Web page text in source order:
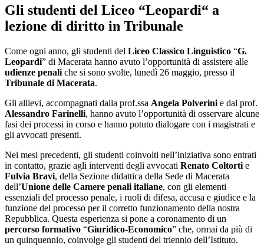
Gli studenti del Liceo “Leopardi“ a
lezione di diritto in Tribunale
Come ogni anno, gli studenti del Liceo Classico Linguistico “G.
Leopardi” di Macerata hanno avuto l’opportunità di assistere alle
udienze penali che si sono svolte, lunedì 26 maggio, presso il
Tribunale di Macerata.
Gli allievi, accompagnati dalla prof.ssa Angela Polverini e dal prof.
Alessandro Farinelli, hanno avuto l’opportunità di osservare alcune
fasi dei processi in corso e hanno potuto dialogare con i magistrati e
gli avvocati presenti.
Nei mesi precedenti, gli studenti coinvolti nell’iniziativa sono entrati
in contatto, grazie agli interventi degli avvocati Renato Coltorti e
Fulvia Bravi, della Sezione didattica della Sede di Macerata
dell’Unione delle Camere penali italiane, con gli elementi
essenziali del processo penale, i ruoli di difesa, accusa e giudice e la
funzione del processo per il corretto funzionamento della nostra
Repubblica. Questa esperienza si pone a coronamento di un
percorso formativo “Giuridico-Economico” che, ormai da più di
un quinquennio, coinvolge gli studenti del triennio dell’Istituto.